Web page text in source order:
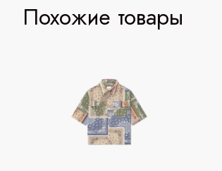
Похожие товары